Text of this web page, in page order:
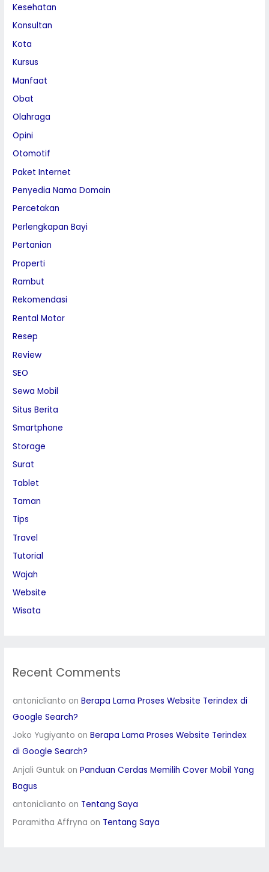
Kesehatan
Konsultan
Kota
Kursus
Manfaat
Obat
Olahraga
Opini
Otomotif
Paket Internet
Penyedia Nama Domain
Percetakan
Perlengkapan Bayi
Pertanian
Properti
Rambut
Rekomendasi
Rental Motor
Resep
Review
SEO
Sewa Mobil
Situs Berita
Smartphone
Storage
Surat
Tablet
Taman
Tips
Travel
Tutorial
Wajah
Website
Wisata
Recent Comments
antoniclianto onBerapa Lama Proses Website Terindex di
Google Search?
Joko Yugiyanto onBerapa Lama Proses Website Terindex
di Google Search?
Anjali Guntuk onPanduan Cerdas Memilih Cover Mobil Yang
Bagus
antoniclianto on Tentang Saya
Paramitha Affryna on Tentang Saya